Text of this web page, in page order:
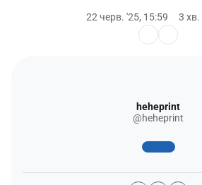
22 черв. '25, 15:59 3
heheprint
@heheprint